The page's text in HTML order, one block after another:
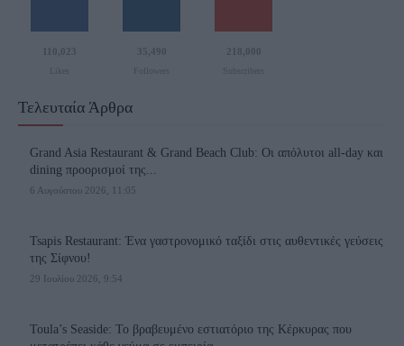
110,023 35,490 218,000
Τελευταία Άρθρα
Grand Asia Restaurant & Grand Beach Club: Οι απόλυτοι all-day και
dining προορισμοί της...
6 Αυγούστου 2026, 11:05
Tsapis Restaurant: Ένα γαστρονομικό ταξίδι στις αυθεντικές γεύσεις
της Σίφνου!
29 Ιουλίου 2026, 9:54
Toula’s Seaside: Το βραβευμένο εστιατόριο της Κέρκυρας που